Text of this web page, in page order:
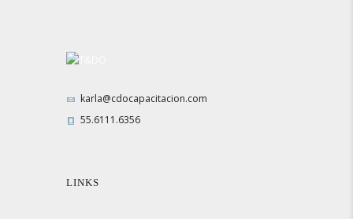
karla@cdocapacitacion.com
55.6111.6356
LINKS